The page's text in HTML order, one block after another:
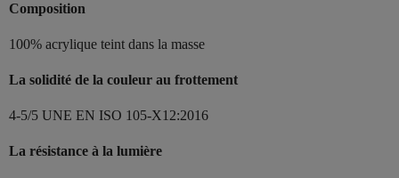
Composition
100% acrylique teint dans la masse
La solidité de la couleur au frottement
4-5/5 UNE EN ISO 105-X12:2016
La résistance à la lumière